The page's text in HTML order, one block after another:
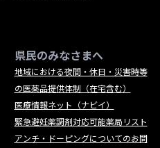
県民のみなさまへ
地域における夜間・休日・災害時等
の医薬品提供体制（在宅含む）
医療情報ネット（ナビイ）
緊急避妊薬調剤対応可能薬局リスト
アンチ・ドーピングについてのお問